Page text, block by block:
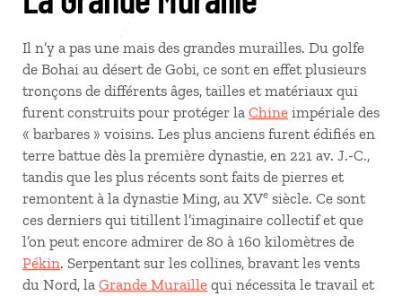
Il n’y a pas une mais des grandes murailles. Du golfe
de Bohai au désert de Gobi, ce sont en effet plusieurs
tronçons de différents âges, tailles et matériaux qui
furent construits pour protéger la Chine impériale des
« barbares » voisins. Les plus anciens furent édifiés en
terre battue dès la première dynastie, en 221 av. J.-C.,
tandis que les plus récents sont faits de pierres et
remontent à la dynastie Ming, au XVe siècle. Ce sont
ces derniers qui titillent l’imaginaire collectif et que
l’on peut encore admirer de 80 à 160 kilomètres de
Pékin. Serpentant sur les collines, bravant les vents
du Nord, la Grande Muraille qui nécessita le travail et